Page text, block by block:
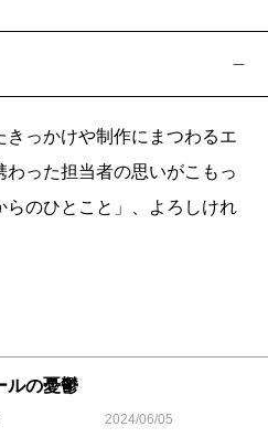
っかけや制作にまつわるエ
わった担当者の思いがこもっ
のひとこと」、よろしけれ
ルの憂鬱
2024/06/05